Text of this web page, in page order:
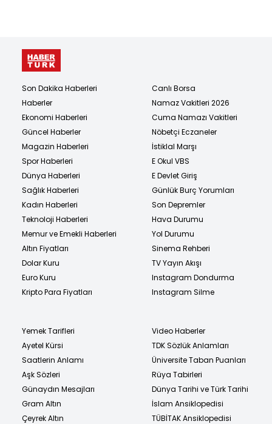
Son Dakika Haberleri
Haberler
Ekonomi Haberleri
Güncel Haberler
Magazin Haberleri
Spor Haberleri
Dünya Haberleri
Sağlık Haberleri
Kadın Haberleri
Teknoloji Haberleri
Memur ve Emekli Haberleri
Altın Fiyatları
Dolar Kuru
Euro Kuru
Kripto Para Fiyatları
Canlı Borsa
Namaz Vakitleri 2026
Cuma Namazı Vakitleri
Nöbetçi Eczaneler
İstiklal Marşı
E Okul VBS
E Devlet Giriş
Günlük Burç Yorumları
Son Depremler
Hava Durumu
Yol Durumu
Sinema Rehberi
TV Yayın Akışı
Instagram Dondurma
Instagram Silme
Yemek Tarifleri
Ayetel Kürsi
Saatlerin Anlamı
Aşk Sözleri
Günaydın Mesajları
Gram Altın
Çeyrek Altın
Video Haberler
TDK Sözlük Anlamları
Üniversite Taban Puanları
Rüya Tabirleri
Dünya Tarihi ve Türk Tarihi
İslam Ansiklopedisi
TÜBİTAK Ansiklopedisi